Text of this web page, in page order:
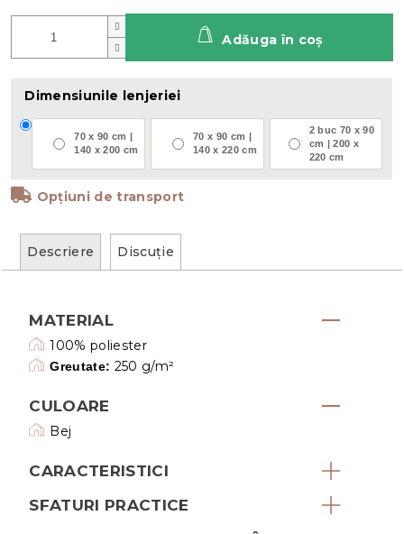
Dimensiunile lenjeriei
70 x 90 cm |
140 x 200 cm
70 x 90 cm |
140 x 220 cm
2 buc 70 x 90
cm | 200 x
220 cm
Opțiuni de transport
Adăuga în coş
Descriere Discuţie
MATERIAL
100% poliester
Greutate: 250 g/m²
CULOARE
Bej
CARACTERISTICI
SFATURI PRACTICE